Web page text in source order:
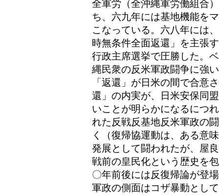
全軍労（全沖縄軍労働組合
ち、六九年には基地機能を
こなっている。六八年には
時無条件全面返還」を主張
行政主席選挙で圧勝した。
縄民衆の反米軍政闘争に強
「返還」が日米の間で合意
還」の内実が、日米安保同
いことが明らかになるにつ
れた反戦反基地反米軍政の
く（復帰協運動は、ある意
発展として闘われたが、屋
戦前の皇民化という歴史を
〇年前後には反復帰論が登
軍政の側面はコザ暴動とし